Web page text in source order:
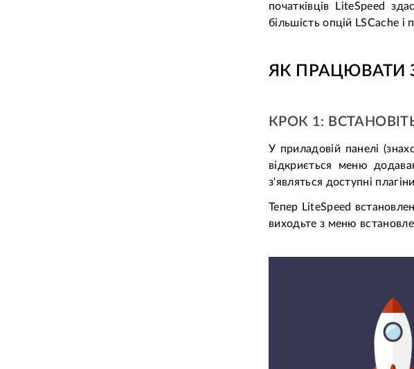
початківців LiteSpeed
більшість опцій LSCache
ЯК ПРАЦЮВАТИ З
КРОК 1: ВСТАНОВІТЬ
У приладовій панелі
відкриється меню
з'являться доступні
Тепер LiteSpeed
виходьте з меню